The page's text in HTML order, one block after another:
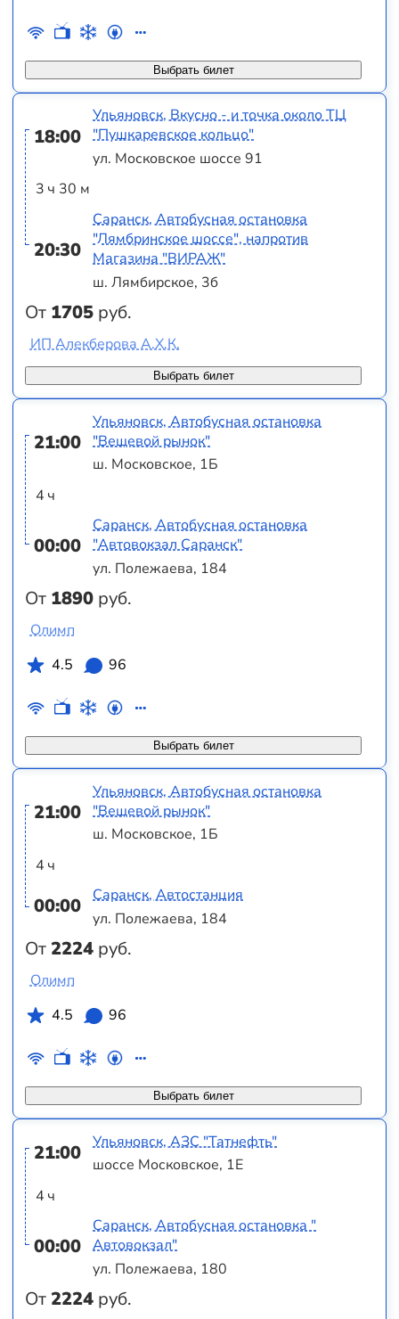
Выбрать билет
18:00
3 ч 30 м
20:30
От 1705 руб.
Ульяновск, Вкусно - и точка около ТЦ
"Пушкаревское кольцо"
ул. Московское шоссе 91
Саранск, Автобусная остановка
"Лямбринское шоссе", напротив
Магазина "ВИРАЖ"
ш. Лямбирское, 3б
Выбрать билет
ИП Алекберова А.Х.К.
21:00
4 ч
00:00
От 1890 руб.
Ульяновск, Автобусная остановка
"Вещевой рынок"
ш. Московское, 1Б
Саранск, Автобусная остановка
"Автовокзал Саранск"
ул. Полежаева, 184
Выбрать билет
Олимп
4.5
96
21:00
4 ч
00:00
От2224 руб.
Ульяновск, Автобусная остановка
"Вещевой рынок"
ш. Московское, 1Б
Саранск, Автостанция
ул. Полежаева, 184
Выбрать билет
Олимп
4.5
96
21:00
4 ч
00:00
От2224 руб.
Ульяновск, АЗС "Татнефть"
шоссе Московское, 1Е
Саранск, Автобусная остановка "
Автовокзал"
ул. Полежаева, 180